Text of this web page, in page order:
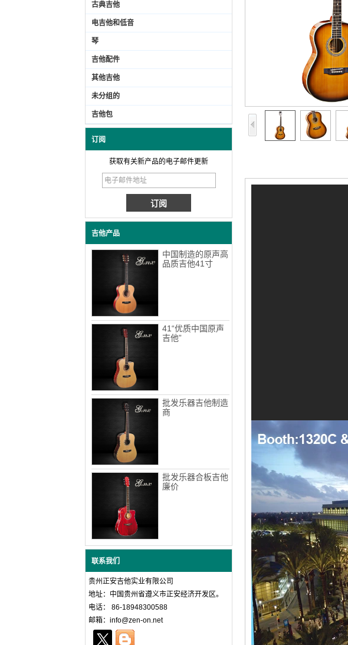
古典吉他
电吉他和低音
琴
吉他配件
其他吉他
未分组的
吉他包
订阅
获取有关新产品的电子邮件更新
吉他产品
中国制造的原声高
品质吉他41寸
41“优质中国原声
吉他”
批发乐器吉他制造
商
批发乐器合板吉他
廉价
联系我们
贵州正安吉他实业有限公司
地址：中国贵州省遵义市正安经济开发区。
电话： 86-18948300588
邮箱：info@zen-on.net